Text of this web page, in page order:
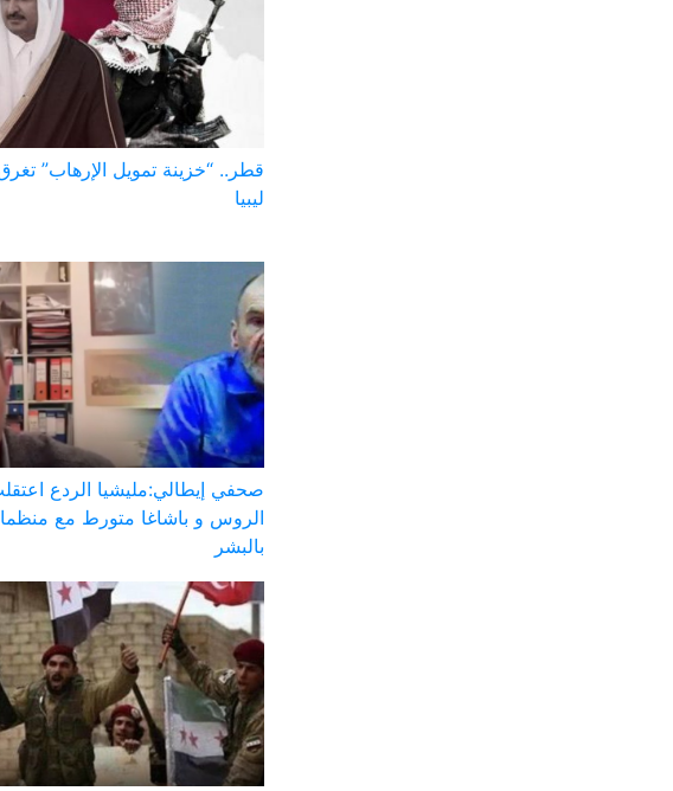
قطر.. “خزينة تمويل الإرهاب”
ليبيا
صحفي إيطالي:مليشيا الردع
الروس و باشاغا متورط مع
بالبشر